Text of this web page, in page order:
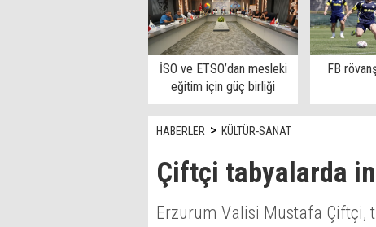
İSO ve ETSO’dan mesleki
eğitim için güç birliği
FB
HABERLER > KÜLTÜR-SANAT
Çiftçi tabyalarda
Erzurum Valisi Mustafa Çiftçi,